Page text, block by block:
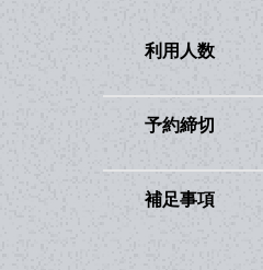
利用人数
予約締切
補足事項